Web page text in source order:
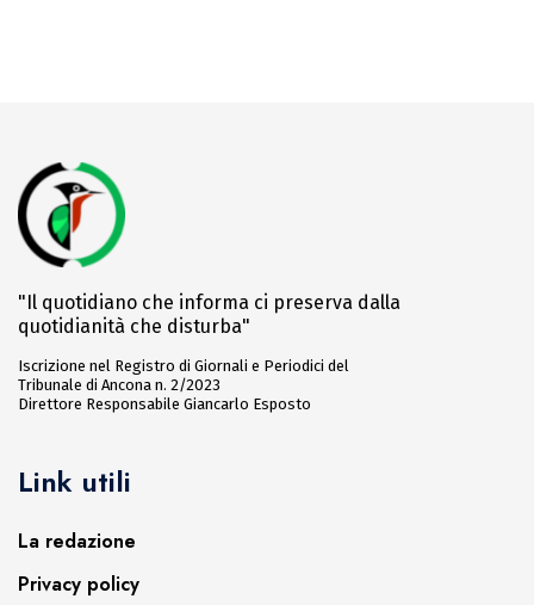
"Il quotidiano che informa ci preserva dalla
quotidianità che disturba"
Iscrizione nel Registro di Giornali e Periodici del
Tribunale di Ancona n. 2/2023
Direttore Responsabile Giancarlo Esposto
Link utili
La redazione
Privacy policy